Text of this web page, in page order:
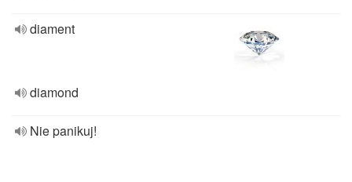
diament
diamond
Nie panikuj!